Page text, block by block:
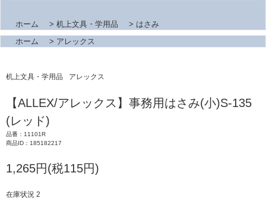
ホーム > 机上文具・学用品 > はさみ
ホーム
> アレックス
机上文具・学用品 アレックス
【ALLEX/アレックス】事務用はさみ(小)S-135
(レッド)
品番：11101R
商品ID：185182217
1,265円(税115円)
在庫状況 2